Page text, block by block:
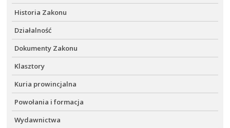
Historia Zakonu
Działalność
Dokumenty Zakonu
Klasztory
Kuria prowincjalna
Powołania i formacja
Wydawnictwa